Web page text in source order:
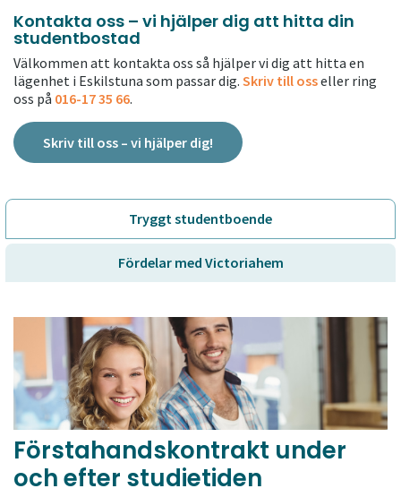
Kontakta oss – vi hjälper dig att hitta din
studentbostad
Välkommen att kontakta oss så hjälper vi dig att hitta en
lägenhet i Eskilstuna som passar dig. Skriv till osseller ring
oss på 016-17 35 66.
Skriv till oss – vi hjälper dig!
Tryggt studentboende
Fördelar med Victoriahem
Förstahandskontrakt under
och efter studietiden